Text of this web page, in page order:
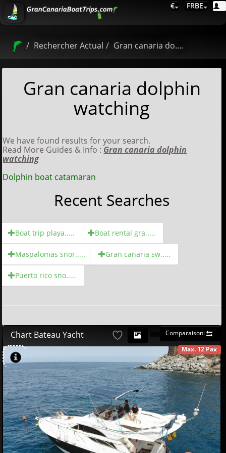
€ FRBE
Rechercher Actual Gran canaria do....
Gran canaria dolphin
watching
We have found results for your search.
Read More Guides & Info : Gran canaria dolphin
watching
Dolphin boat catamaran
Recent Searches
Boat trip playa..... Boat rental gra.....
Maspalomas snor..... Gran canaria sw.....
Puerto rico sno.....
Comparaison:
Chart Bateau Yacht
Max. 12 Pax
€58000
DISPONIBLE